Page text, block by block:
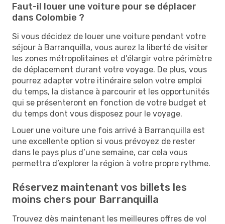
Faut-il louer une voiture pour se déplacer
dans Colombie ?
Si vous décidez de louer une voiture pendant votre
séjour à Barranquilla, vous aurez la liberté de visiter
les zones métropolitaines et d’élargir votre périmètre
de déplacement durant votre voyage. De plus, vous
pourrez adapter votre itinéraire selon votre emploi
du temps, la distance à parcourir et les opportunités
qui se présenteront en fonction de votre budget et
du temps dont vous disposez pour le voyage.
Louer une voiture une fois arrivé à Barranquilla est
une excellente option si vous prévoyez de rester
dans le pays plus d’une semaine, car cela vous
permettra d’explorer la région à votre propre rythme.
Réservez maintenant vos billets les
moins chers pour Barranquilla
Trouvez dès maintenant les meilleures offres de vol